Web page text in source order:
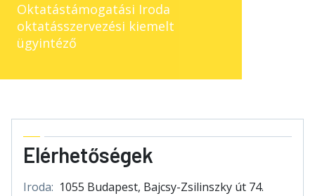
Oktatástámogatási Iroda
oktatásszervezési kiemelt
ügyintéző
Elérhetőségek
Iroda: 1055 Budapest, Bajcsy-Zsilinszky út 74.